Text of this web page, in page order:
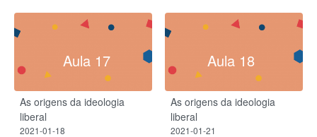
Aula 17
As origens da ideologia
liberal
2021-01-18
Aula 18
As origens da ideologia
liberal
2021-01-21